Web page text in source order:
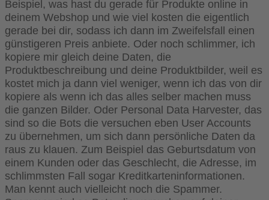
Beispiel, was hast du gerade für Produkte online in
deinem Webshop und wie viel kosten die eigentlich
gerade bei dir, sodass ich dann im Zweifelsfall einen
günstigeren Preis anbiete. Oder noch schlimmer, ich
kopiere mir gleich deine Daten, die
Produktbeschreibung und deine Produktbilder, weil es
kostet mich ja dann viel weniger, wenn ich das von dir
kopiere als wenn ich das alles selber machen muss
die ganzen Bilder. Oder Personal Data Harvester, das
sind so die Bots die versuchen eben User Accounts
zu übernehmen, um sich dann persönliche Daten da
raus zu klauen. Zum Beispiel das Geburtsdatum von
einem Kunden oder das Geschlecht, die Adresse, im
schlimmsten Fall sogar Kreditkarteninformationen.
Man kennt auch vielleicht noch die Spammer.